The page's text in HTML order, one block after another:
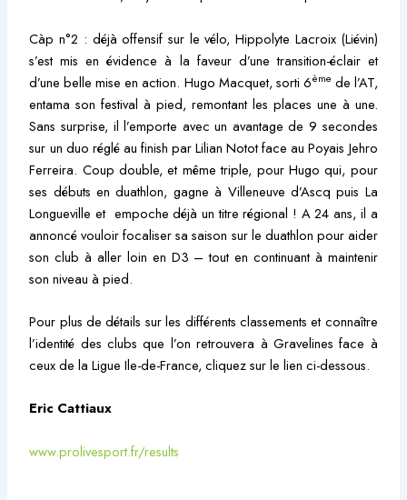
Càp n°2 : déjà offensif sur le vélo, Hippolyte Lacroix (Liévin)
s’est mis en évidence à la faveur d’une transition-éclair et
d’une belle mise en action. Hugo Macquet, sorti 6ème de l’AT,
entama son festival à pied, remontant les places une à une.
Sans surprise, il l’emporte avec un avantage de 9 secondes
sur un duo réglé au finish par Lilian Notot face au Poyais Jehro
Ferreira. Coup double, et même triple, pour Hugo qui, pour
ses débuts en duathlon, gagne à Villeneuve d’Ascq puis La
Longueville et empoche déjà un titre régional ! A 24 ans, il a
annoncé vouloir focaliser sa saison sur le duathlon pour aider
son club à aller loin en D3 – tout en continuant à maintenir
son niveau à pied.
Pour plus de détails sur les différents classements et connaître
l’identité des clubs que l’on retrouvera à Gravelines face à
ceux de la Ligue Ile-de-France, cliquez sur le lien ci-dessous.
Eric Cattiaux
www.prolivesport.fr/results